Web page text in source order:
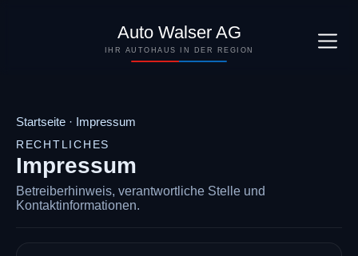
Auto Walser AG
IHR AUTOHAUS IN DER REGION
Startseite · Impressum
RECHTLICHES
Impressum
Betreiberhinweis, verantwortliche Stelle und
Kontaktinformationen.